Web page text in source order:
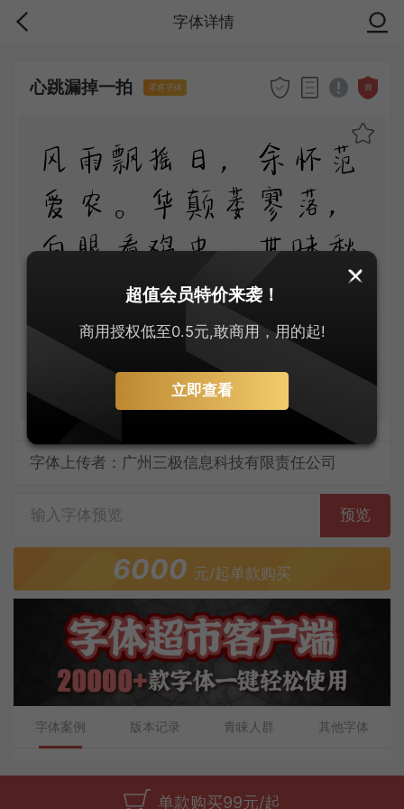
字体详情
心跳漏掉一拍 零售字体 商
风雨飘摇日，余怀范
爱农。华颠萎寥落，
白眼看鸡虫。世味秋
荼苦，人间直道穷。
奈何三月别，竟尔失
畸躬。
字体上传者：广州三极信息科技有限责任公司
预览
6000 元/起单款购买
字体案例 版本记录 青睐人群 其他字体
单款购买99元/起
超值会员特价来袭！
商用授权低至0.5元,敢商用，用的起!
立即查看